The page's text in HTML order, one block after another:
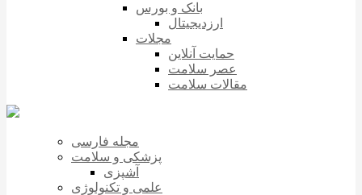
بانک و بورس
ارزدیجیتال
مجلات
حمایت آنلاین
عصر سلامت
مقالات سلامت
مجله فارسی
پزشکی و سلامت
آشپزی
علمی و تکنولوژی